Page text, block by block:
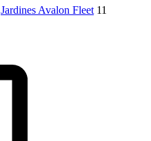
Jardines Avalon Fleet 11